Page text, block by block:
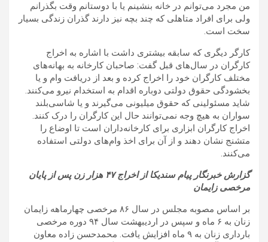
من مجرد می‌توانم در خانه بنشینم یا با دوستانم وقت بگذرانم
ولی برای افراد متاهلی که چند بچه نیز دارند گذران زندگی بسیار
سخت است.
کارگر دیگری که سابقه بیشتری داشت با اشاره به اخراج
کارگران در سال‌های قبل گفت: صاحبان کارخانه به بهانه‌های
مختلف کارگران خود را اخراج کرده و بعد از دریافت وام و یا
بخشودگی حقوق دولتی دوباره اقدام به استخدام نیرو می‌کنند.
شاید مسئولینی که حقوق میلیونی می‌گیرند و یا شاسی‌بلند
سواران به هیچ وجه نمی‌توانند حال این کارگران را درک کنند.
اخراج کارگران ابزاری برای کارخانه‌داران است تا اوضاع را
متشنج نشان دهند و از آن برای اخذ وام‌های دولتی استفاده
می‌کنند.
گزارش خبرنگار پیام سندیکا از اخراج ۴۷ هزار زن پس از پایان
مرخصی زایمان
بر اساس مصوبه مجلس در سال ۸۶ مرخصی چهارماهه زایمان
زنان به ۶ ماه و سپس در اردیبهشت سال ۹۴ دوره مرخصی
بارداری زنان به ۹ ماه افزایش یافت. محمدحسن زاده معاون